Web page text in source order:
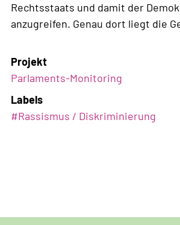
Rechtsstaats und damit der
anzugreifen. Genau dort liegt die
Projekt
Parlaments-Monitoring
Labels
#Rassismus / Diskriminierung